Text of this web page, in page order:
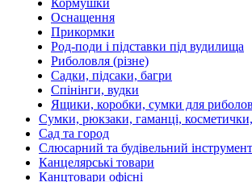
Кормушки
Оснащення
Прикормки
Род-поди і підставки під вудилища
Риболовля (різне)
Садки, підсаки, багри
Спінінги, вудки
Ящики, коробки, сумки для
Сумки, рюкзаки, гаманці, косметички,
Сад та город
Слюсарний та будівельний інструмент
Канцелярські товари
Канцтовари офісні